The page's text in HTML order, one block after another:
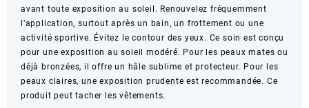
avant toute exposition au soleil. Renouvelez fréquemment
l’application, surtout après un bain, un frottement ou une
activité sportive. Évitez le contour des yeux. Ce soin est conçu
pour une exposition au soleil modéré. Pour les peaux mates ou
déjà bronzées, il offre un hâle sublime et protecteur. Pour les
peaux claires, une exposition prudente est recommandée. Ce
produit peut tacher les vêtements.